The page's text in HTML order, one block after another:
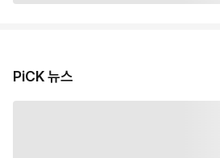
PiCK 뉴스